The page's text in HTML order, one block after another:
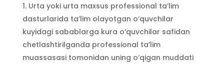
Urta yoki urta maxsus professional ta’lim
dasturlarida ta’lim olayotgan o‘quvchilar
kuyidagi sabablarga kura o‘quvchilar safidan
chetlashtirilganda professional ta’lim
muassasasi tomonidan uning o‘qigan muddati